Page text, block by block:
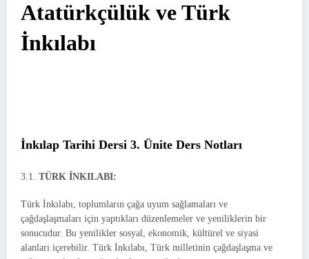
Atatürkçülük ve Türk
İnkılabı
İnkılap Tarihi Dersi 3. Ünite Ders Notları
3.1. TÜRK İNKILABI:
Türk İnkılabı, toplumların çağa uyum sağlamaları ve
çağdaşlaşmaları için yaptıkları düzenlemeler ve yeniliklerin bir
sonucudur. Bu yenilikler sosyal, ekonomik, kültürel ve siyasi
alanları içerebilir. Türk İnkılabı, Türk milletinin çağdaşlaşma ve